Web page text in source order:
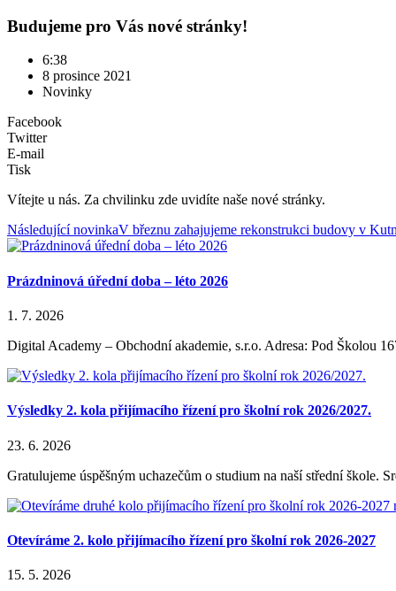
Budujeme pro Vás nové stránky!
6:38
8 prosince 2021
Novinky
Facebook
Twitter
E-mail
Tisk
Vítejte u nás. Za chvilinku zde uvidíte naše nové stránky.
Následující novinkaV březnu zahajujeme rekonstrukci budovy v
Prázdninová úřední doba – léto 2026
1. 7. 2026
Digital Academy – Obchodní akademie, s.r.o. Adresa: Pod Školou
Výsledky 2. kola přijímacího řízení pro školní rok 2026/2027.
23. 6. 2026
Gratulujeme úspěšným uchazečům o studium na naší střední škole.
Otevíráme 2. kolo přijímacího řízení pro školní rok 2026-2027
15. 5. 2026